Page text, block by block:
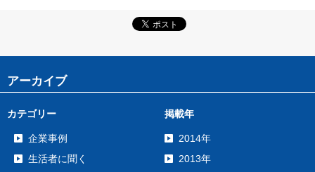
アーカイブ
カテゴリー
企業事例
生活者に聞く
掲載年
2014年
2013年